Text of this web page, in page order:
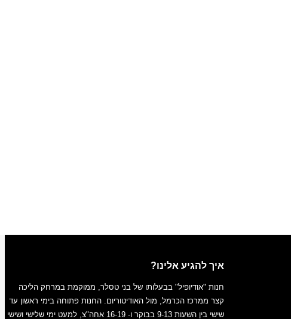
איך להגיע אלינו?
חנות "אודיופיל" בבעלותו של בני טסלר, ממוקמת במרחק הליכה
קצר ממרכז הכרמל, מול האודיטוריום. החנות פתוחה בימי ראשון עד
שישי בין השעות 9-13 בבוקר ו- 16-19 אחה"צ, למעט ימי שלישי ושישי
FILTER BY
Cambridge Audio
(2)